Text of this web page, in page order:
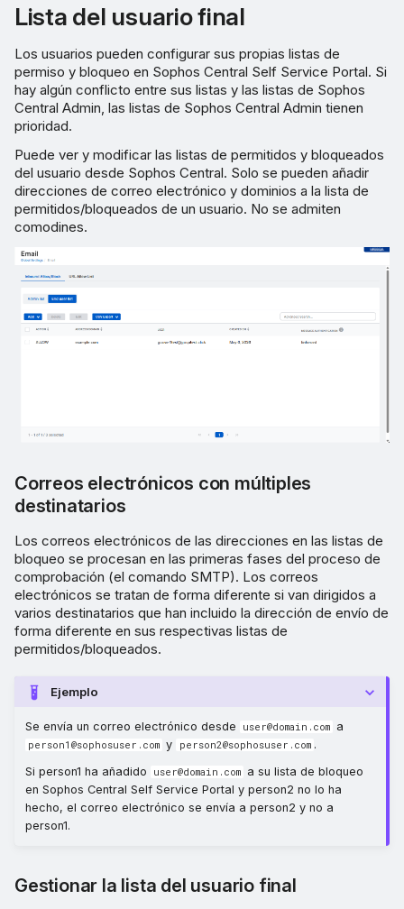
Lista del usuario final
Los usuarios pueden configurar sus propias listas de
permiso y bloqueo en Sophos Central Self Service Portal. Si
hay algún conflicto entre sus listas y las listas de Sophos
Central Admin, las listas de Sophos Central Admin tienen
prioridad.
Puede ver y modificar las listas de permitidos y bloqueados
del usuario desde Sophos Central. Solo se pueden añadir
direcciones de correo electrónico y dominios a la lista de
permitidos/bloqueados de un usuario. No se admiten
comodines.
Correos electrónicos con múltiples
destinatarios
Los correos electrónicos de las direcciones en las listas de
bloqueo se procesan en las primeras fases del proceso de
comprobación (el comando SMTP). Los correos
electrónicos se tratan de forma diferente si van dirigidos a
varios destinatarios que han incluido la dirección de envío de
forma diferente en sus respectivas listas de
permitidos/bloqueados.
Ejemplo
Se envía un correo electrónico desde user@domain.com a
person1@sophosuser.com y person2@sophosuser.com .
Si person1 ha añadido user@domain.com a su lista de bloqueo
en Sophos Central Self Service Portal y person2 no lo ha
hecho, el correo electrónico se envía a person2 y no a
person1.
Gestionar la lista del usuario final